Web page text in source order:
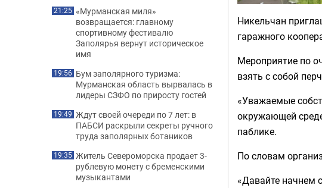
Никельчан
гаражного
Мероприятие по
взять с собой
«Уважаемые
окружающей
паблике.
По словам
«Давайте начнем
21:25 «Мурманская миля»
возвращается: главному
спортивному фестивалю
Заполярья вернут историческое
имя
19:56 Бум заполярного туризма:
Мурманская область вырвалась в
лидеры СЗФО по приросту гостей
19:49 Ждут своей очереди по 7 лет: в
ПАБСИ раскрыли секреты ручного
труда заполярных ботаников
19:35 Житель Североморска продает 3-
рублевую монету с бременскими
музыкантами